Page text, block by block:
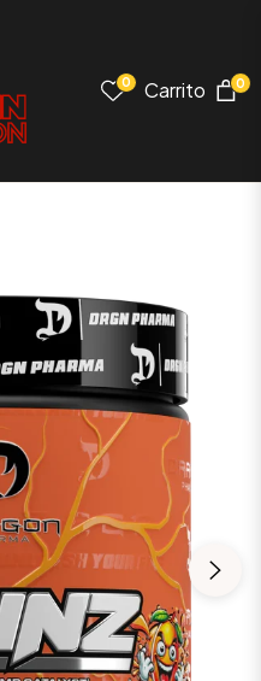
0 Carrito 0